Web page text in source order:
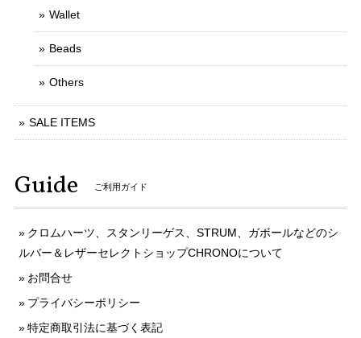
Wallet
Beads
Others
SALE ITEMS
Guide ご利用ガイド
クロムハーツ、スタンリーゲス、STRUM、ガボールなどのシ
ルバー＆レザーセレクトショップCHRONOについて
お問合せ
プライバシーポリシー
特定商取引法に基づく表記